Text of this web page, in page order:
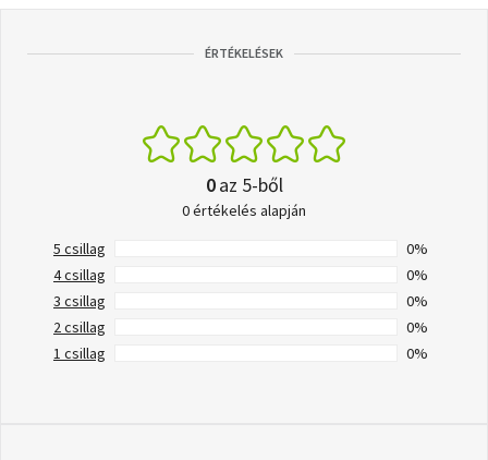
ÉRTÉKELÉSEK
0az 5-ből
0 értékelés alapján
5 csillag
0%
4 csillag
0%
3 csillag
0%
2 csillag
0%
1 csillag
0%